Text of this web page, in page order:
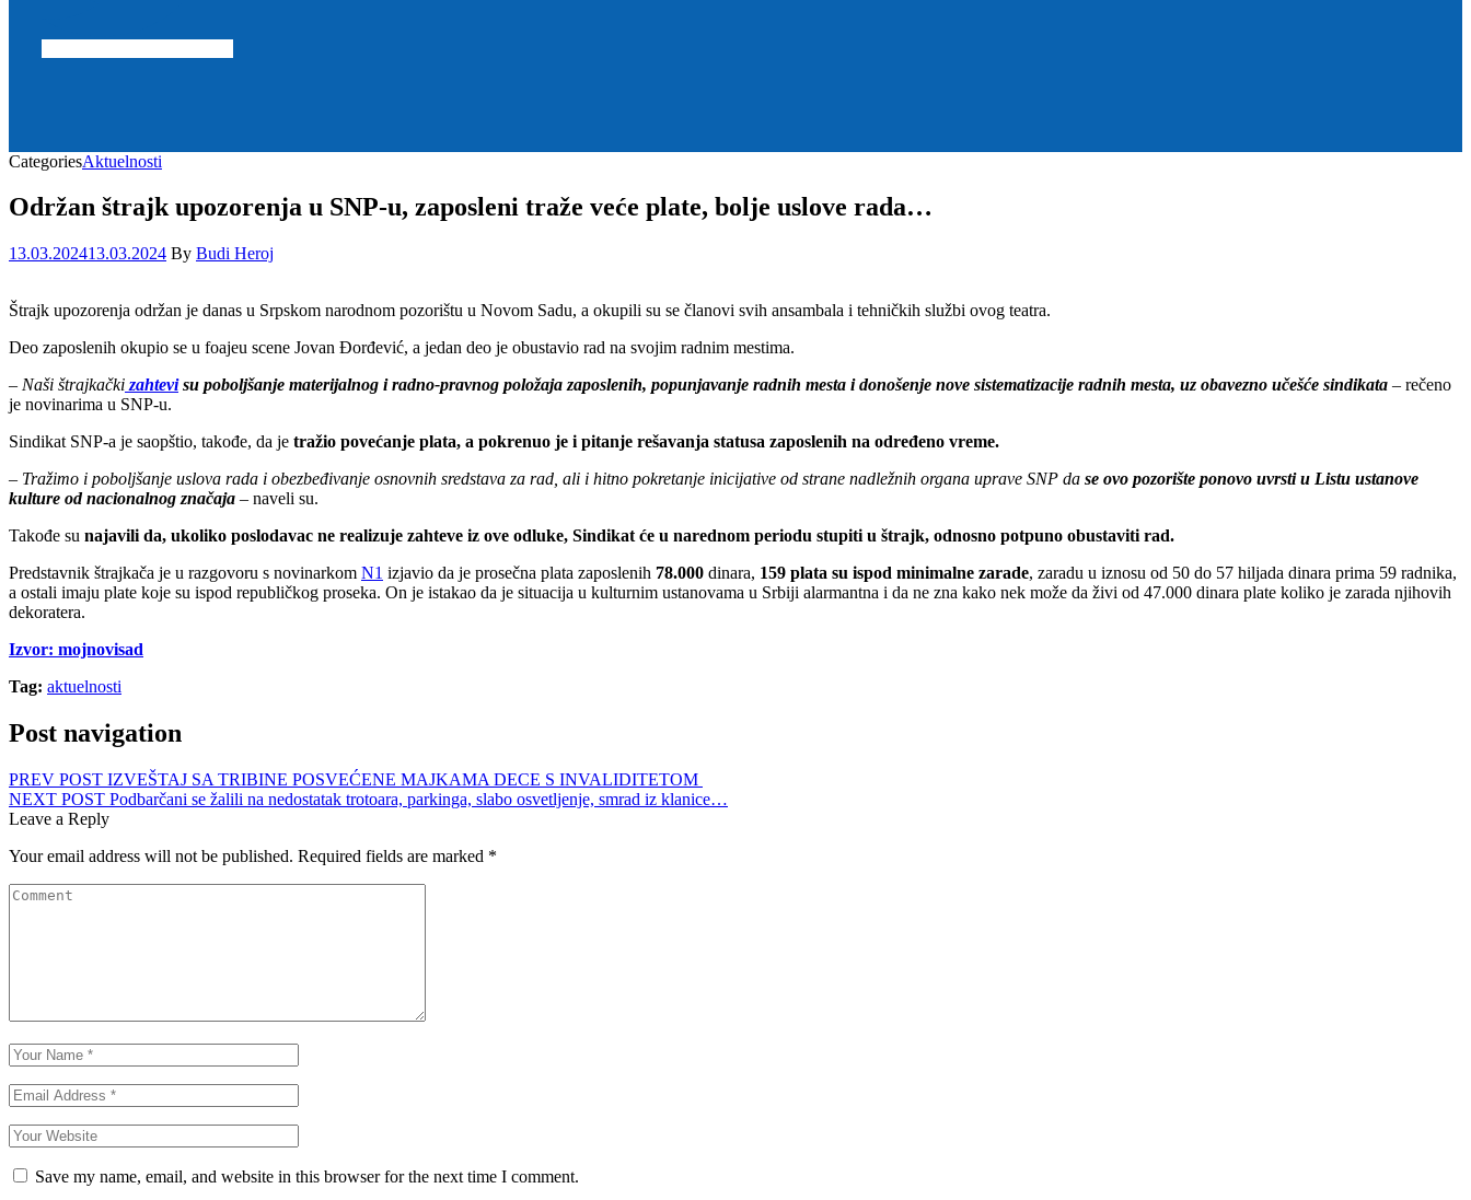
CategoriesAktuelnosti
Održan štrajk upozorenja u SNP-u, zaposleni traže veće plate, bolje uslove rada…
13.03.202413.03.2024 By Budi Heroj
Štrajk upozorenja održan je danas u Srpskom narodnom pozorištu u Novom Sadu, a okupili su se članovi svih ansambala i tehničkih službi ovog teatra.
Deo zaposlenih okupio se u foajeu scene Jovan Đorđević, a jedan deo je obustavio rad na svojim radnim mestima.
– Naši štrajkački zahtevisu poboljšanje materijalnog i radno-pravnog položaja zaposlenih, popunjavanje radnih mesta i donošenje nove sistematizacije radnih mesta, uz obavezno učešće sindikata – rečeno
je novinarima u SNP-u.
Sindikat SNP-a je saopštio, takođe, da je tražio povećanje plata, a pokrenuo je i pitanje rešavanja statusa zaposlenih na određeno vreme.
– Tražimo i poboljšanje uslova rada i obezbeđivanje osnovnih sredstava za rad, ali i hitno pokretanje inicijative od strane nadležnih organa uprave SNP da se ovo pozorište ponovo uvrsti u Listu ustanove
kulture od nacionalnog značaja – naveli su.
Takođe su najavili da, ukoliko poslodavac ne realizuje zahteve iz ove odluke, Sindikat će u narednom periodu stupiti u štrajk, odnosno potpuno obustaviti rad.
Predstavnik štrajkača je u razgovoru s novinarkom N1 izjavio da je prosečna plata zaposlenih 78.000 dinara, 159 plata su ispod minimalne zarade, zaradu u iznosu od 50 do 57 hiljada dinara prima 59 radnika,
a ostali imaju plate koje su ispod republičkog proseka. On je istakao da je situacija u kulturnim ustanovama u Srbiji alarmantna i da ne zna kako nek može da živi od 47.000 dinara plate koliko je zarada njihovih
dekoratera.
Izvor: mojnovisad
Tag: aktuelnosti
Post navigation
PREV POST IZVEŠTAJ SA TRIBINE POSVEĆENE MAJKAMA DECE S INVALIDITETOM
NEXT POST Podbarčani se žalili na nedostatak trotoara, parkinga, slabo osvetljenje, smrad iz klanice…
Leave a Reply
Your email address will not be published. Required fields are marked *
Save my name, email, and website in this browser for the next time I comment.